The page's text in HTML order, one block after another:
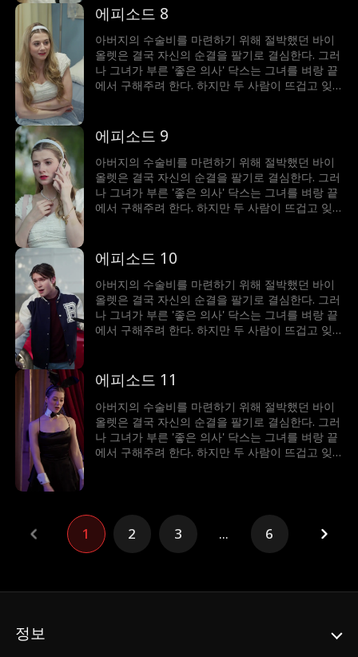
끌리게 된다. 서로의 가장 어두운 비밀이 드러났을
때, 과연 그들의 위태로운 관계는 살아남을 수 있
을까?
에피소드 8
아버지의 수술비를 마련하기 위해 절박했던 바이
올렛은 결국 자신의 순결을 팔기로 결심한다. 그러
나 그녀가 부른 '좋은 의사' 닥스는 그녀를 벼랑 끝
에서 구해주려 한다. 하지만 두 사람이 뜨겁고 잊
끌리게 된다. 서로의 가장 어두운 비밀이 드러났을
때, 과연 그들의 위태로운 관계는 살아남을 수 있
을까?
에피소드 9
아버지의 수술비를 마련하기 위해 절박했던 바이
올렛은 결국 자신의 순결을 팔기로 결심한다. 그러
나 그녀가 부른 '좋은 의사' 닥스는 그녀를 벼랑 끝
에서 구해주려 한다. 하지만 두 사람이 뜨겁고 잊
끌리게 된다. 서로의 가장 어두운 비밀이 드러났을
때, 과연 그들의 위태로운 관계는 살아남을 수 있
을까?
에피소드 10
아버지의 수술비를 마련하기 위해 절박했던 바이
올렛은 결국 자신의 순결을 팔기로 결심한다. 그러
나 그녀가 부른 '좋은 의사' 닥스는 그녀를 벼랑 끝
에서 구해주려 한다. 하지만 두 사람이 뜨겁고 잊
끌리게 된다. 서로의 가장 어두운 비밀이 드러났을
때, 과연 그들의 위태로운 관계는 살아남을 수 있
을까?
에피소드 11
아버지의 수술비를 마련하기 위해 절박했던 바이
올렛은 결국 자신의 순결을 팔기로 결심한다. 그러
나 그녀가 부른 '좋은 의사' 닥스는 그녀를 벼랑 끝
에서 구해주려 한다. 하지만 두 사람이 뜨겁고 잊
때, 과연 그들의 위태로운 관계는 살아남을 수 있
을까?
1 2 3 ... 6
정보